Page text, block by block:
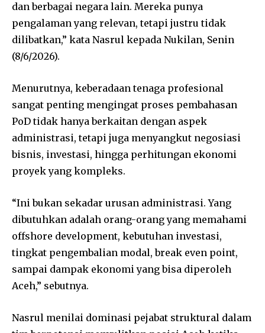
dan berbagai negara lain. Mereka punya
pengalaman yang relevan, tetapi justru tidak
dilibatkan,” kata Nasrul kepada Nukilan, Senin
(8/6/2026).
Menurutnya, keberadaan tenaga profesional
sangat penting mengingat proses pembahasan
PoD tidak hanya berkaitan dengan aspek
administrasi, tetapi juga menyangkut negosiasi
bisnis, investasi, hingga perhitungan ekonomi
proyek yang kompleks.
“Ini bukan sekadar urusan administrasi. Yang
dibutuhkan adalah orang-orang yang memahami
offshore development, kebutuhan investasi,
tingkat pengembalian modal, break even point,
sampai dampak ekonomi yang bisa diperoleh
Aceh,” sebutnya.
Nasrul menilai dominasi pejabat struktural dalam